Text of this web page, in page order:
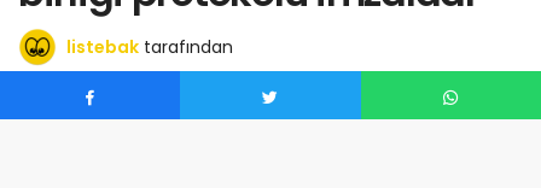
listebak tarafından
Mart 29, 2024